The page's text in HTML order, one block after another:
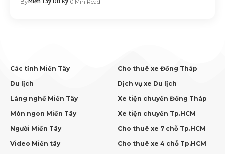
Các tỉnh Miền Tây
Du lịch
Làng nghề Miền Tây
Món ngon Miền Tây
Người Miền Tây
Video Miền tây
Cho thuê xe Đồng Tháp
Dịch vụ xe Du lịch
Xe tiện chuyến Đồng Tháp
Xe tiện chuyến Tp.HCM
Cho thuê xe 7 chỗ Tp.HCM
Cho thuê xe 4 chỗ Tp.HCM